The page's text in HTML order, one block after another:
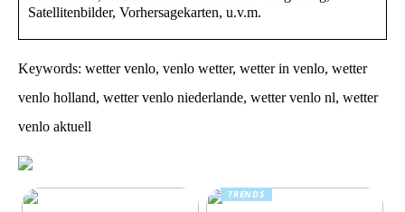
Satellitenbilder, Vorhersagekarten, u.v.m.
Keywords: wetter venlo, venlo wetter, wetter in venlo, wetter
venlo holland, wetter venlo niederlande, wetter venlo nl, wetter
venlo aktuell
TRENDS